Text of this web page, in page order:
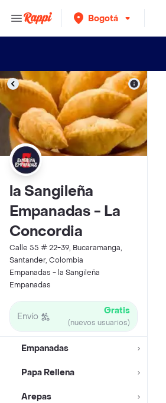
Bogotá
la Sangileña
Empanadas - La
Concordia
Calle 55 # 22-39, Bucaramanga,
Santander, Colombia
Empanadas - la Sangileña
Empanadas
Envío Gratis
(nuevos usuarios)
Empanadas
Papa Rellena
Arepas